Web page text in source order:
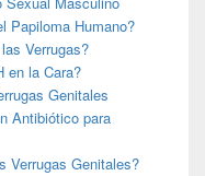
Papiloma Humano?
Verrugas?
en la Cara?
Genitales
Antibiótico para
Verrugas Genitales?